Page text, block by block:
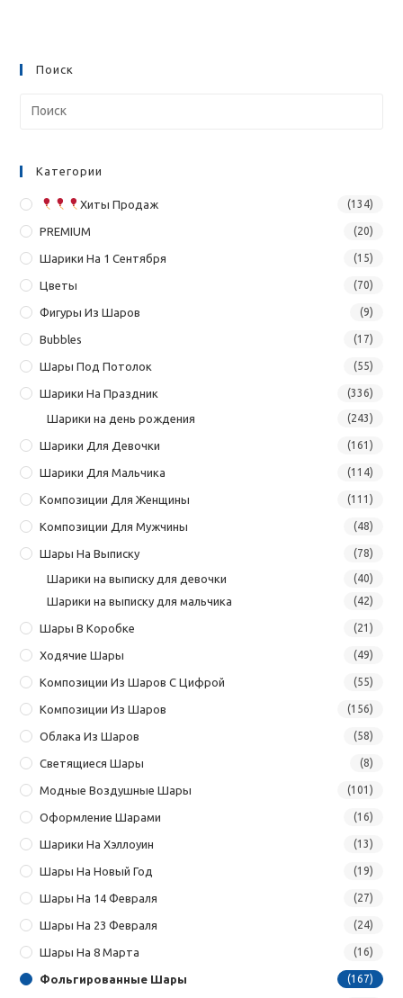
Поиск
Категории
Хиты Продаж (134)
PREMIUM (20)
Шарики На 1 Сентября (15)
Цветы (70)
Фигуры Из Шаров (9)
Bubbles (17)
Шары Под Потолок (55)
Шарики На Праздник (336)
Шарики на день рождения (243)
Шарики Для Девочки (161)
Шарики Для Мальчика (114)
Композиции Для Женщины (111)
Композиции Для Мужчины (48)
Шары На Выписку (78)
Шарики на выписку для девочки (40)
Шарики на выписку для мальчика (42)
Шары В Коробке (21)
Ходячие Шары (49)
Композиции Из Шаров С Цифрой (55)
Композиции Из Шаров (156)
Облака Из Шаров (58)
Светящиеся Шары (8)
Модные Воздушные Шары (101)
Оформление Шарами (16)
Шарики На Хэллоуин (13)
Шары На Новый Год (19)
Шары На 14 Февраля (27)
Шары На 23 Февраля (24)
Шары На 8 Марта (16)
Фольгированные Шары (167)